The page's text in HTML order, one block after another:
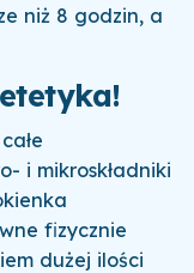
niż 8 godzin, a
i mikroskładniki
fizycznie
dużej ilości